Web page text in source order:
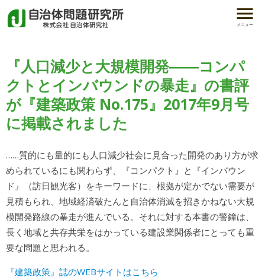
メニュー
『人口減少と大規模開発――コンパ
クトとインバウンドの暴走』の書評
が『建築政策 No.175』2017年9月号
に掲載されました
……質的にも量的にも人口減少社会に見合った開発のあり方が求
められているにも関わらず、『コンパクト』と『インバウン
ド』（訪日観光客）をキーワードに、根拠が定かでない需要が
見積もられ、地域経済破たんと自治体消滅を招きかねない大規
模開発路線の暴走が進んでいる。それに対する本書の警鐘は、
長く地域と共存共栄をはかっている建設業関係者にとっても重
要な問題と思われる。
『建築政策』誌のWEBサイトはこちら